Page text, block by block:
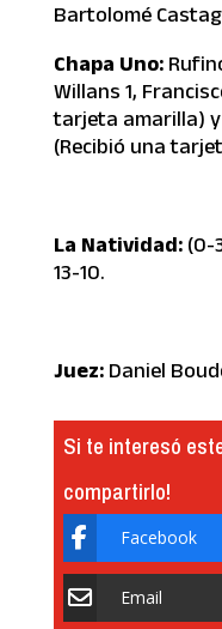
Bartolomé
Chapa Uno:
Willans 1,
tarjeta amarilla)
(Recibió una
La Natividad: (0-
13-10.
Juez: Daniel
Si te interesó
compartirlo!
Facebook
Email